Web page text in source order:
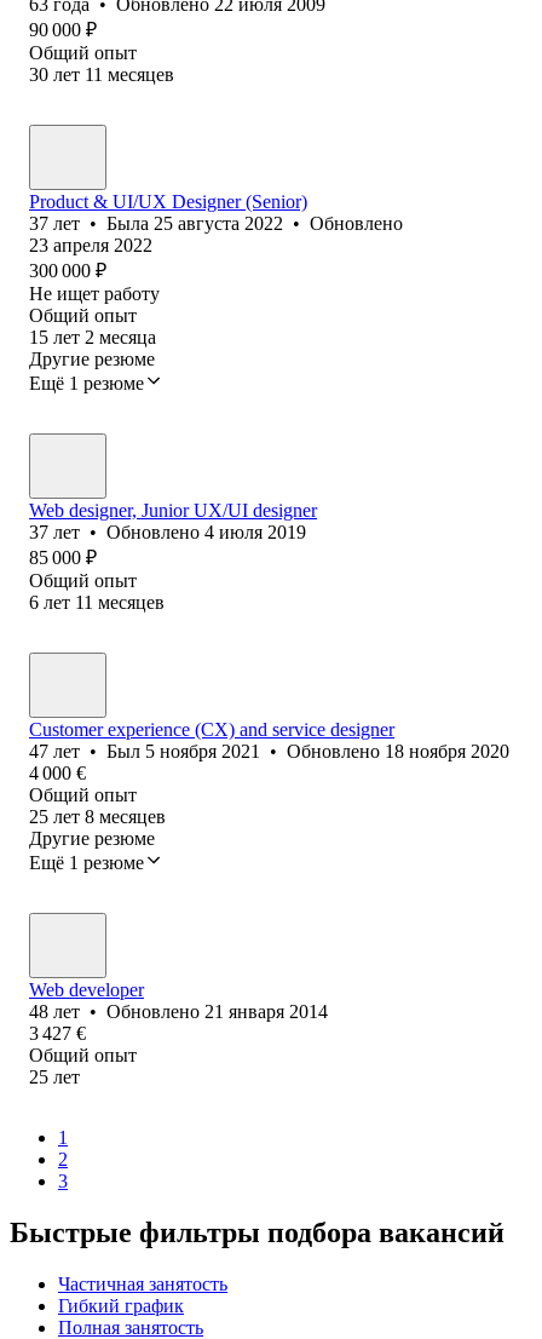
90 000 ₽
Общий опыт
30 лет 11 месяцев
Product & UI/UX Designer (Senior)
37 лет • Была 25 августа 2022 • Обновлено
23 апреля 2022
300 000 ₽
Не ищет работу
Общий опыт
15 лет 2 месяца
Другие резюме
Ещё 1 резюме
Web designer, Junior UX/UI designer
37 лет • Обновлено 4 июля 2019
85 000 ₽
Общий опыт
6 лет 11 месяцев
Customer experience (CX) and service designer
47 лет • Был 5 ноября 2021 • Обновлено 18 ноября 2020
4 000 €
Общий опыт
25 лет 8 месяцев
Другие резюме
Ещё 1 резюме
Web developer
48 лет • Обновлено 21 января 2014
3 427 €
Общий опыт
25 лет
1
2
3
Быстрые фильтры подбора вакансий
Частичная занятость
Гибкий график
Полная занятость